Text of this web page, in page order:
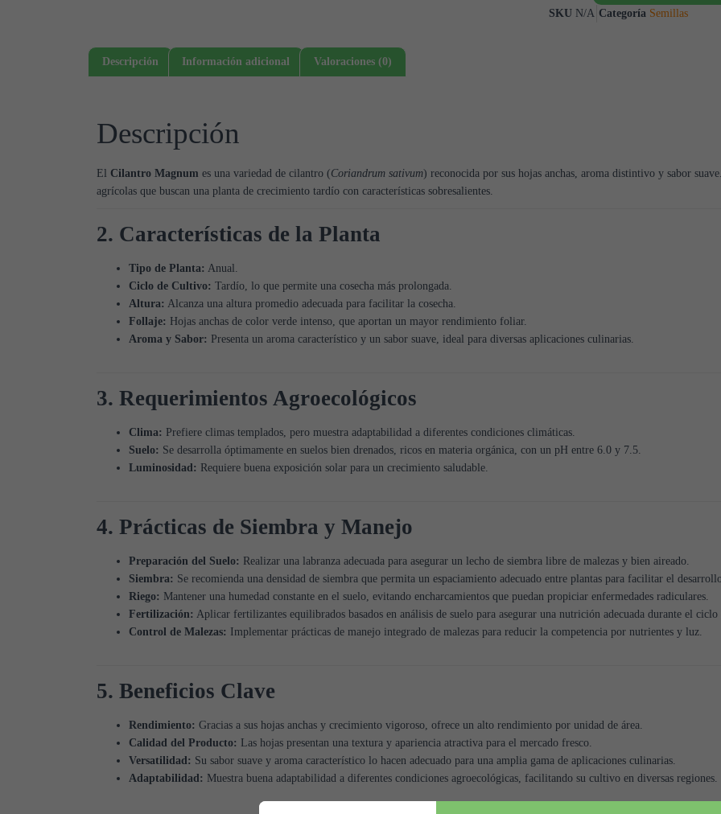
SKU N/A Categoría Semillas
Descripción Información adicional Valoraciones (0)
Descripción
El Cilantro Magnum es una variedad de cilantro (Coriandrum sativum) reconocida por sus hojas anchas, aroma distintivo y sabor
agrícolas que buscan una planta de crecimiento tardío con características sobresalientes.
2. Características de la Planta
Tipo de Planta: Anual.
Ciclo de Cultivo: Tardío, lo que permite una cosecha más prolongada.
Altura: Alcanza una altura promedio adecuada para facilitar la cosecha.
Follaje: Hojas anchas de color verde intenso, que aportan un mayor rendimiento foliar.
Aroma y Sabor: Presenta un aroma característico y un sabor suave, ideal para diversas aplicaciones culinarias.
3. Requerimientos Agroecológicos
Clima: Prefiere climas templados, pero muestra adaptabilidad a diferentes condiciones climáticas.
Suelo: Se desarrolla óptimamente en suelos bien drenados, ricos en materia orgánica, con un pH entre 6.0 y 7.5.
Luminosidad: Requiere buena exposición solar para un crecimiento saludable.
4. Prácticas de Siembra y Manejo
Preparación del Suelo: Realizar una labranza adecuada para asegurar un lecho de siembra libre de malezas y bien aireado.
Siembra: Se recomienda una densidad de siembra que permita un espaciamiento adecuado entre plantas para facilitar el
Riego: Mantener una humedad constante en el suelo, evitando encharcamientos que puedan propiciar enfermedades radiculares.
Fertilización: Aplicar fertilizantes equilibrados basados en análisis de suelo para asegurar una nutrición adecuada durante el
Control de Malezas: Implementar prácticas de manejo integrado de malezas para reducir la competencia por nutrientes y luz.
5. Beneficios Clave
Rendimiento: Gracias a sus hojas anchas y crecimiento vigoroso, ofrece un alto rendimiento por unidad de área.
Calidad del Producto: Las hojas presentan una textura y apariencia atractiva para el mercado fresco.
Versatilidad: Su sabor suave y aroma característico lo hacen adecuado para una amplia gama de aplicaciones culinarias.
Adaptabilidad: Muestra buena adaptabilidad a diferentes condiciones agroecológicas, facilitando su cultivo en diversas regiones.